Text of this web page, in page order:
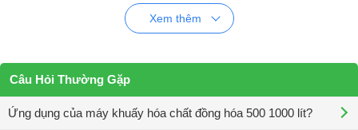
Siemens, ABB, Teco
Xem thêm
Câu Hỏi Thường Gặp
Ứng dụng của máy khuấy hóa chất đồng hóa 500 1000 lít?